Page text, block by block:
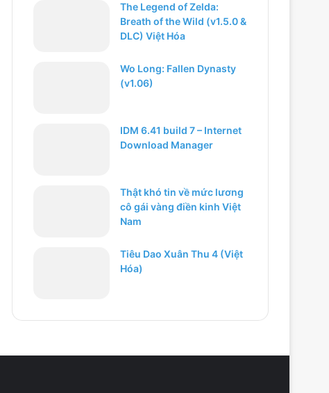
The Legend of Zelda:
Breath of the Wild (v1.5.0 &
DLC) Việt Hóa
Wo Long: Fallen Dynasty
(v1.06)
IDM 6.41 build 7 – Internet
Download Manager
Thật khó tin về mức lương
cô gái vàng điền kinh Việt
Nam
Tiêu Dao Xuân Thu 4 (Việt
Hóa)